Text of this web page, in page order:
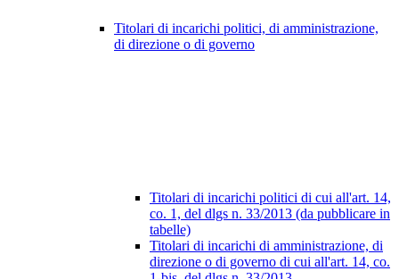
Titolari di incarichi politici, di amministrazione,
di direzione o di governo
Titolari di incarichi politici di cui all'art. 14,
co. 1, del dlgs n. 33/2013 (da pubblicare in
tabelle)
Titolari di incarichi di amministrazione, di
direzione o di governo di cui all'art. 14, co.